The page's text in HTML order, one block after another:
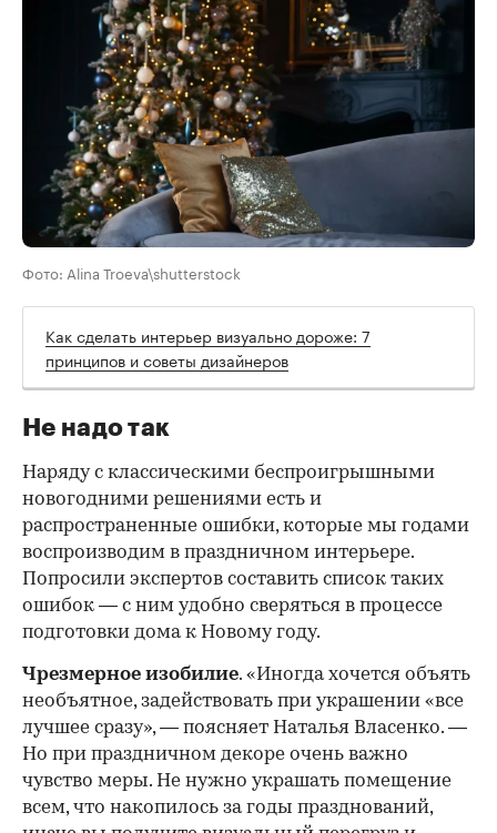
Фото: Alina Troeva\shutterstock
Как сделать интерьер визуально дороже: 7
принципов и советы дизайнеров
Не надо так
Наряду с классическими беспроигрышными
новогодними решениями есть и
распространенные ошибки, которые мы годами
воспроизводим в праздничном интерьере.
Попросили экспертов составить список таких
ошибок — с ним удобно сверяться в процессе
подготовки дома к Новому году.
Чрезмерное изобилие. «Иногда хочется объять
необъятное, задействовать при украшении «все
лучшее сразу», — поясняет Наталья Власенко. —
Но при праздничном декоре очень важно
чувство меры. Не нужно украшать помещение
всем, что накопилось за годы празднований,